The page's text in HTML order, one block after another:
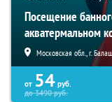
Посещение
акватермальном
Московская обл., г.
от 54 руб.
до3490руб.